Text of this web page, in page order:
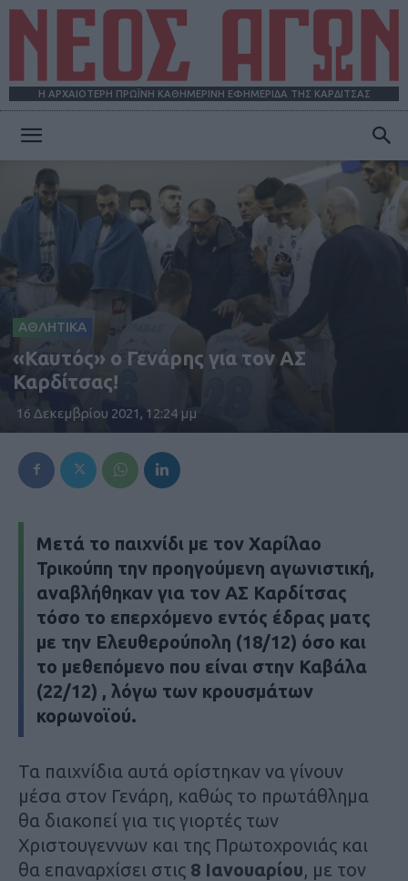
Η ΑΡΧΑΙΟΤΕΡΗ ΠΡΩΪΝΗ ΚΑΘΗΜΕΡΙΝΗ ΕΦΗΜΕΡΙΔΑ ΤΗΣ ΚΑΡΔΙΤΣΑΣ
ΑΓΩΝ
ΑΘΛΗΤΙΚΑ
«Καυτός» ο Γενάρης για τον ΑΣ
Καρδίτσας!
16 Δεκεμβρίου 2021, 12:24 μμ
Μετά το παιχνίδι με τον Χαρίλαο
Τρικούπη την προηγούμενη αγωνιστική,
αναβλήθηκαν για τον ΑΣ Καρδίτσας
τόσο το επερχόμενο εντός έδρας ματς
με την Ελευθερούπολη (18/12) όσο και
το μεθεπόμενο που είναι στην Καβάλα
(22/12) , λόγω των κρουσμάτων
κορωνοϊού.
Τα παιχνίδια αυτά ορίστηκαν να γίνουν
μέσα στον Γενάρη, καθώς το πρωτάθλημα
θα διακοπεί για τις γιορτές των
Χριστουγεννων και της Πρωτοχρονιάς και
θα επαναρχίσει στις 8 Ιανουαρίου, με τον